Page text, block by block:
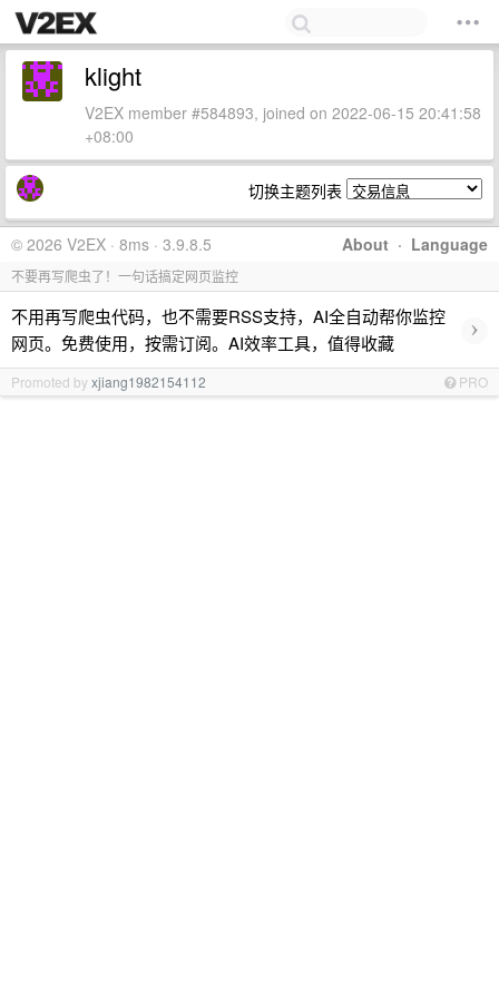
klight
V2EX member #584893, joined on 2022-06-15 20:41:58
+08:00
切换主题列表
About · Language
© 2026 V2EX · 8ms · 3.9.8.5
不要再写爬虫了！一句话搞定网页监控
不用再写爬虫代码，也不需要RSS支持，AI全自动帮你监控
网页。免费使用，按需订阅。AI效率工具，值得收藏
›
Promoted byxjiang1982154112 PRO